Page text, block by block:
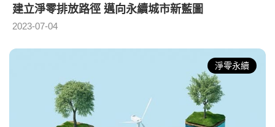
建立淨零排放路徑 邁向永續城市新藍圖
2023-07-04
淨零永續